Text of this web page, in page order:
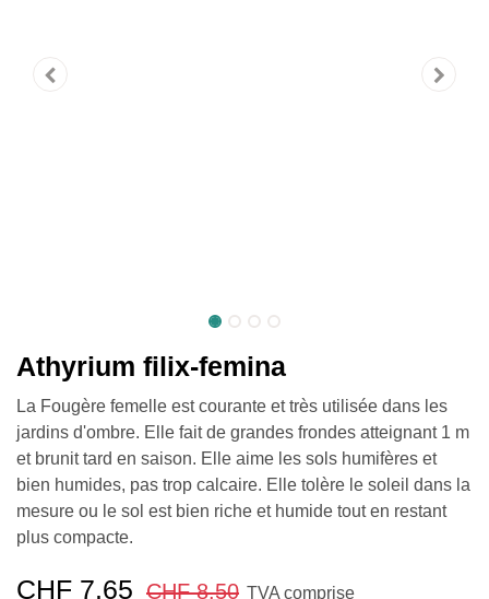
Athyrium filix-femina
La Fougère femelle est courante et très utilisée dans les
jardins d'ombre. Elle fait de grandes frondes atteignant 1 m
et brunit tard en saison. Elle aime les sols humifères et
bien humides, pas trop calcaire. Elle tolère le soleil dans la
mesure ou le sol est bien riche et humide tout en restant
plus compacte.
CHF 7.65 CHF8.50 TVA comprise